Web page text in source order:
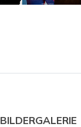
BILDERGALERIE